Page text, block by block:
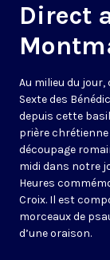
Direct
Au milieu du jour,
Sexte des
depuis cette
prière chrétienne
découpage
midi dans notre
Heures
Croix. Il est
morceaux de
d’une oraison.